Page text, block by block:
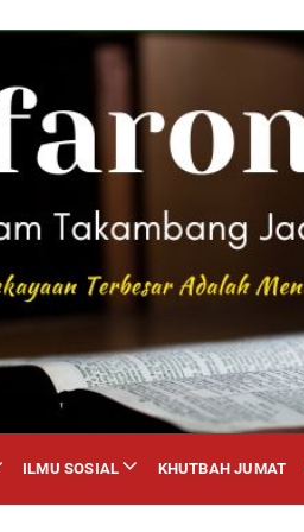
ILMU SOSIAL KHUTBAH JUMAT